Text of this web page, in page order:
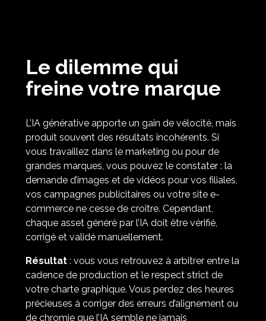
Le dilemme qui
freine votre marque
L’IA générative apporte un gain de vélocité, mais
produit souvent des résultats incohérents. Si
vous travaillez dans le marketing ou pour de
grandes marques, vous pouvez le constater : la
demande d’images et de vidéos pour vos filiales,
vos campagnes publicitaires ou votre site e-
commerce ne cesse de croître. Cependant,
chaque asset généré par l’IA doit être vérifié,
corrigé et validé manuellement.
Résultat: vous vous retrouvez à arbitrer entre la
cadence de production et le respect strict de
votre charte graphique. Vous perdez des heures
précieuses à corriger des erreurs d’alignement ou
de chromie que l’IA semble ne jamais